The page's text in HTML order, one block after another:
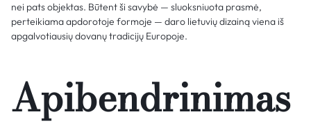
nei pats objektas. Būtent ši savybė — sluoksniuota prasmė,
perteikiama apdorotoje formoje — daro lietuvių dizainą viena iš
apgalvotiausių dovanų tradicijų Europoje.
Apibendrinimas